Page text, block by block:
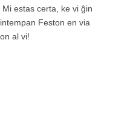
estas certa, ke vi ĝin
Feston en via
al vi!